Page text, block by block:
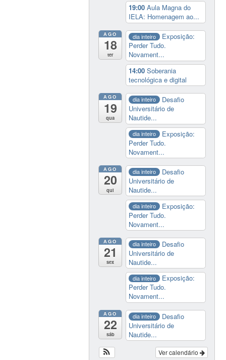
19:00Aula Magna do
IELA: Homenagem ao...
AGO
18
ter
dia inteiro
Exposição:
Perder Tudo.
Novament...
14:00Soberania
tecnológica e digital
AGO
19
qua
dia inteiro
Desafio
Universitário de
Nautide...
dia inteiro
Exposição:
Perder Tudo.
Novament...
AGO
20
qui
dia inteiro
Desafio
Universitário de
Nautide...
dia inteiro
Exposição:
Perder Tudo.
Novament...
AGO
21
sex
dia inteiro
Desafio
Universitário de
Nautide...
dia inteiro
Exposição:
Perder Tudo.
Novament...
AGO
22
sáb
dia inteiro
Desafio
Universitário de
Nautide...
Ver calendário